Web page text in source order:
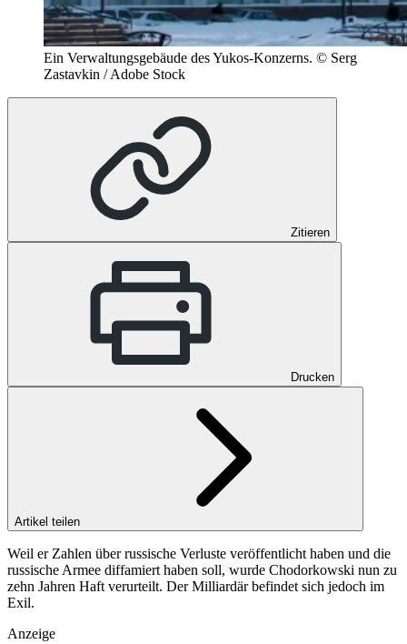
Ein Verwaltungsgebäude des Yukos-Konzerns. © Serg
Zastavkin / Adobe Stock
Zitieren
Drucken
Artikel teilen
Weil er Zahlen über russische Verluste veröffentlicht haben und die
russische Armee diffamiert haben soll, wurde Chodorkowski nun zu
zehn Jahren Haft verurteilt. Der Milliardär befindet sich jedoch im
Exil.
Anzeige